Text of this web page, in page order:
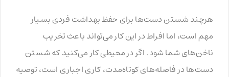
هرچند شستن دست‌ها برای حفظ بهداشت فردی بسیار
مهم است، اما افراط در این کار می‌تواند باعث تخریب
ناخن‌های شما شود. اگر در محیطی کار می‌کنید که شستن
دست‌ها در فاصله‌های کوتاه‌مدت، کاری اجباری است، توصیه